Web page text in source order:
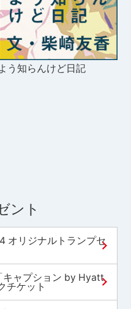
う知らんけど日記
ント
オリジナルトランプセ
キャプション by Hyatt
チケット